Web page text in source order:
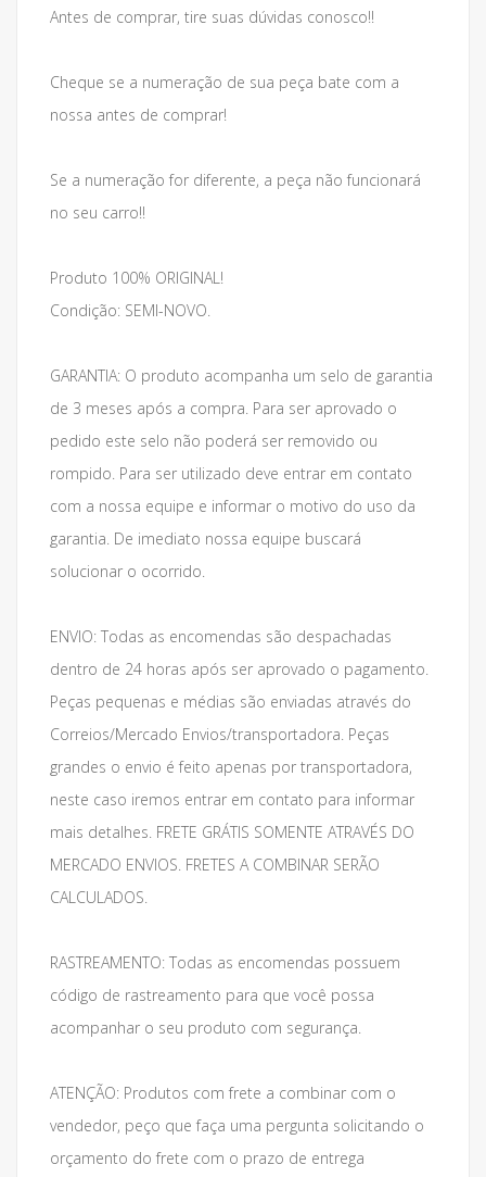
Antes de comprar, tire suas dúvidas conosco!!
Cheque se a numeração de sua peça bate com a
nossa antes de comprar!
Se a numeração for diferente, a peça não funcionará
no seu carro!!
Produto 100% ORIGINAL!
Condição: SEMI-NOVO.
GARANTIA: O produto acompanha um selo de garantia
de 3 meses após a compra. Para ser aprovado o
pedido este selo não poderá ser removido ou
rompido. Para ser utilizado deve entrar em contato
com a nossa equipe e informar o motivo do uso da
garantia. De imediato nossa equipe buscará
solucionar o ocorrido.
ENVIO: Todas as encomendas são despachadas
dentro de 24 horas após ser aprovado o pagamento.
Peças pequenas e médias são enviadas através do
Correios/Mercado Envios/transportadora. Peças
grandes o envio é feito apenas por transportadora,
neste caso iremos entrar em contato para informar
mais detalhes. FRETE GRÁTIS SOMENTE ATRAVÉS DO
MERCADO ENVIOS. FRETES A COMBINAR SERÃO
CALCULADOS.
RASTREAMENTO: Todas as encomendas possuem
código de rastreamento para que você possa
acompanhar o seu produto com segurança.
ATENÇÃO: Produtos com frete a combinar com o
vendedor, peço que faça uma pergunta solicitando o
orçamento do frete com o prazo de entrega